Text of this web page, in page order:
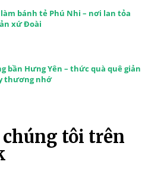
làm bánh tẻ Phú Nhi – nơi lan tỏa
xứ Đoài
bần Hưng Yên – thức quà quê giản
thương nhớ
chúng tôi trên